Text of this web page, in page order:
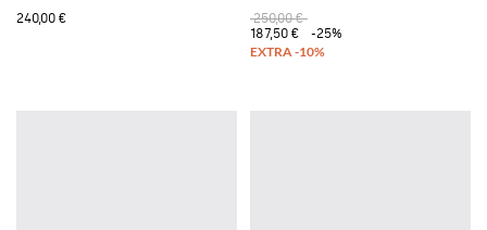
240,00 €
250,00 €
187,50 €
-25%